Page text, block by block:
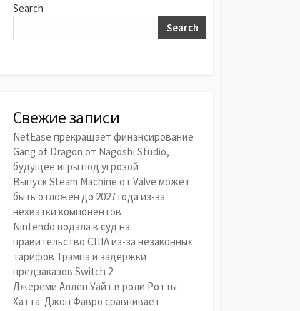
Search
Search
Свежие записи
NetEase прекращает финансирование
Gang of Dragon от Nagoshi Studio,
будущее игры под угрозой
Выпуск Steam Machine от Valve может
быть отложен до 2027 года из-за
нехватки компонентов
Nintendo подала в суд на
правительство США из-за незаконных
тарифов Трампа и задержки
предзаказов Switch 2
Джереми Аллен Уайт в роли Ротты
Хатта: Джон Фавро сравнивает